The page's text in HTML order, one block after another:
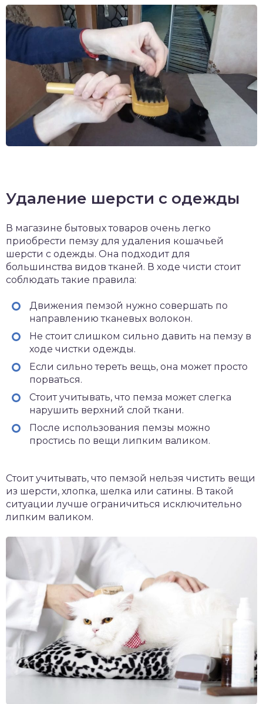
Удаление шерсти с одежды
В магазине бытовых товаров очень легко
приобрести пемзу для удаления кошачьей
шерсти с одежды. Она подходит для
большинства видов тканей. В ходе чисти стоит
соблюдать такие правила:
Движения пемзой нужно совершать по
направлению тканевых волокон.
Не стоит слишком сильно давить на пемзу в
ходе чистки одежды.
Если сильно тереть вещь, она может просто
порваться.
Стоит учитывать, что пемза может слегка
нарушить верхний слой ткани.
После использования пемзы можно
простись по вещи липким валиком.
Стоит учитывать, что пемзой нельзя чистить вещи
из шерсти, хлопка, шелка или сатины. В такой
ситуации лучше ограничиться исключительно
липким валиком.